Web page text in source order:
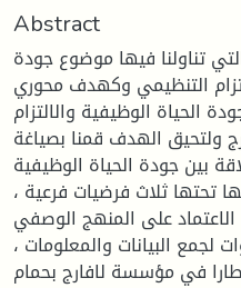
Abstract
تناولنا فيها موضوع جودة
التنظيمي وكهدف محوري
الحياة الوظيفية والالتزام
ولتحيق الهدف قمنا بصياغة
بين جودة الحياة الوظيفية
تحتها ثلاث فرضيات فرعية ،
على المنهج الوصفي
لجمع البيانات والمعلومات ،
عينة قصدية ضمت 31 إطارا في مؤسسة لافارج بحمام